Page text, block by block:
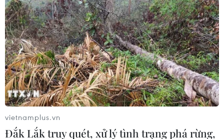
vietnamplus.vn
Đắk Lắk truy quét, xử lý tình trạng phá rừng,